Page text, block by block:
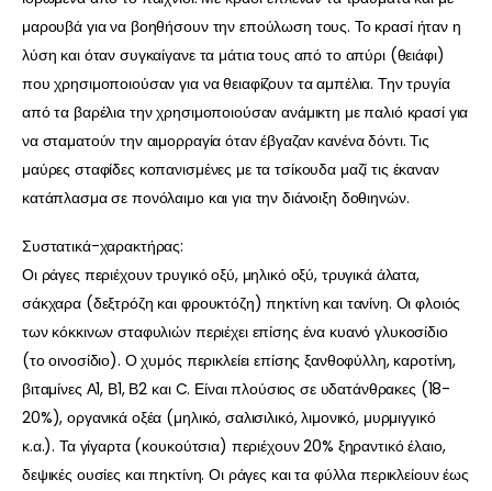
μαρουβά για να βοηθήσουν την επούλωση τους. Το κρασί ήταν η
λύση και όταν συγκαίγανε τα μάτια τους από το απύρι (θειάφι)
που χρησιμοποιούσαν για να θειαφίζουν τα αμπέλια. Την τρυγία
από τα βαρέλια την χρησιμοποιούσαν ανάμικτη με παλιό κρασί για
να σταματούν την αιμορραγία όταν έβγαζαν κανένα δόντι. Τις
μαύρες σταφίδες κοπανισμένες με τα τσίκουδα μαζί τις έκαναν
κατάπλασμα σε πονόλαιμο και για την διάνοιξη δοθιηνών.
Συστατικά-χαρακτήρας:
Οι ράγες περιέχουν τρυγικό οξύ, μηλικό οξύ, τρυγικά άλατα,
σάκχαρα (δεξτρόζη και φρουκτόζη) πηκτίνη και τανίνη. Οι φλοιός
των κόκκινων σταφυλιών περιέχει επίσης ένα κυανό γλυκοσίδιο
(το οινοσίδιο). Ο χυμός περικλείει επίσης ξανθοφύλλη, καροτίνη,
βιταμίνες Α1, Β1, Β2 και C. Είναι πλούσιος σε υδατάνθρακες (18-
20%), οργανικά οξέα (μηλικό, σαλισιλικό, λιμονικό, μυρμιγγικό
κ.α.). Τα γίγαρτα (κουκούτσια) περιέχουν 20% ξηραντικό έλαιο,
δεψικές ουσίες και πηκτίνη. Οι ράγες και τα φύλλα περικλείουν έως